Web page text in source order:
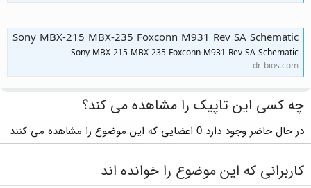
Sony MBX-215 MBX-235 Foxconn M931 Rev SA Schematic
Sony MBX-215 MBX-235 Foxconn M931 Rev SA Schematic
dr-bios.com
چه کسی این تاپیک را مشاهده می کند؟
در حال حاضر وجود دارد 0 اعضایی که این موضوع را مشاهده می کنند
کاربرانی که این موضوع را خوانده اند